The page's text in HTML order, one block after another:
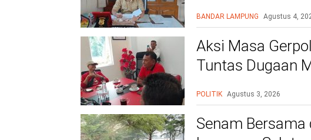
BANDAR LAMPUNG Agustus 4,
Aksi Masa
Tuntas Dugaan
POLITIK Agustus 3, 2026
Senam Bersama